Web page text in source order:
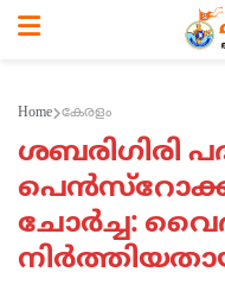
Home കേരളം
ശബരിഗിരി
ചോര്‍ച്ച: